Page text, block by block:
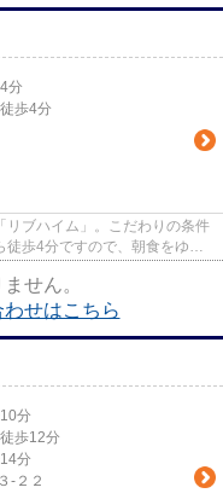
分
徒歩4分
リブハイム」。こだわりの条件
歩4分ですので、朝食をゆっ
せん。
せはこちら
分
徒歩12分
分
-２２